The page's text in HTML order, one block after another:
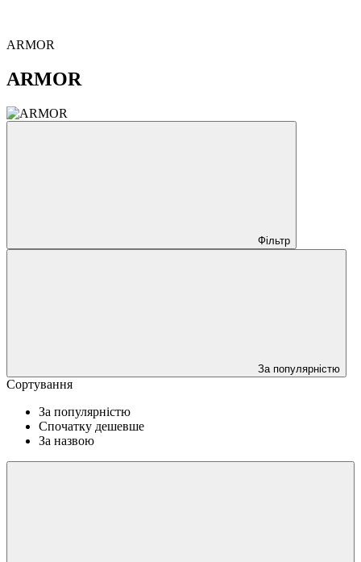
ARMOR
ARMOR
Фільтр
За популярністю
Сортування
За популярністю
Спочатку дешевше
За назвою